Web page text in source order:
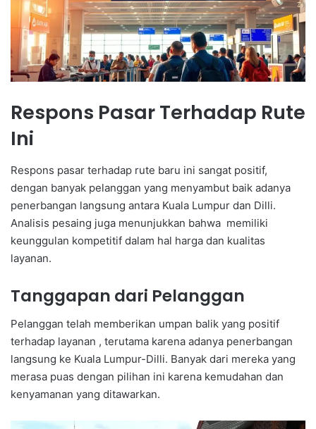
Respons Pasar Terhadap Rute
Ini
Respons pasar terhadap rute baru ini sangat positif,
dengan banyak pelanggan yang menyambut baik adanya
penerbangan langsung antara Kuala Lumpur dan Dilli.
Analisis pesaing juga menunjukkan bahwa memiliki
keunggulan kompetitif dalam hal harga dan kualitas
layanan.
Tanggapan dari Pelanggan
Pelanggan telah memberikan umpan balik yang positif
terhadap layanan , terutama karena adanya penerbangan
langsung ke Kuala Lumpur-Dilli. Banyak dari mereka yang
merasa puas dengan pilihan ini karena kemudahan dan
kenyamanan yang ditawarkan.